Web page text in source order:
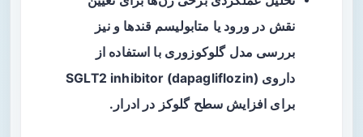
نقش در ورود یا متابولیسم قندها و نیز
بررسی مدل گلوکوزوری با استفاده از
داروی SGLT2 inhibitor (dapagliflozin)
برای افزایش سطح گلوکز در ادرار.